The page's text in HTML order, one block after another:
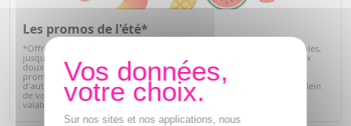
Les promos de l'été*
*Offre valables sur articles signalés, dans la limite des stocks disponibles,
jusqu'au 31/08/2026. Profitez de l'été pour prendre soin de vous à prix
doux. Retrouvez une sélection de produits de parapharmacie en
promotion : soins solaires, hydratation, bien-être, hygiène et bien
d'autres essentiels du quotidien. C'est le moment idéal pour faire le plein
de vos produits préférés tout en réalisant de belles économies. Offre
valable dans la limite des stocks disponibles.
Sur nos sites et nos applications, nous